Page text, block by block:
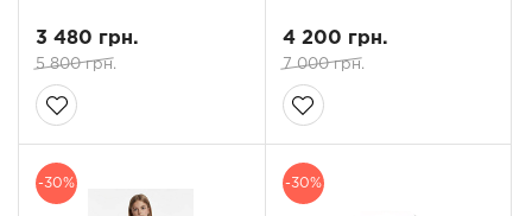
3 480 грн.
5 800 грн.
4 200 грн.
7 000 грн.
-30% -30%